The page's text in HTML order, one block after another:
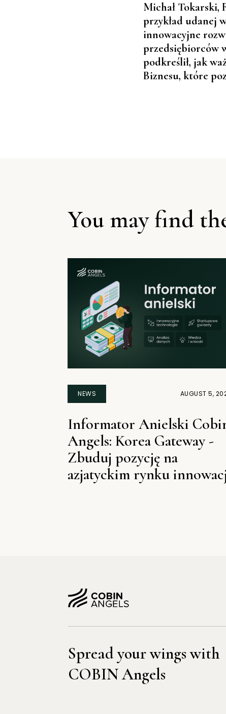
Michał
przykład udanej
innowacyjne
przedsiębiorców
podkreślił, jak
Biznesu, które
NEWS AUGUST 5,
Informator Anielski
Angels: Korea Gateway -
Zbuduj pozycję na
azjatyckim rynku
You may find
Spread your wings with
COBIN Angels